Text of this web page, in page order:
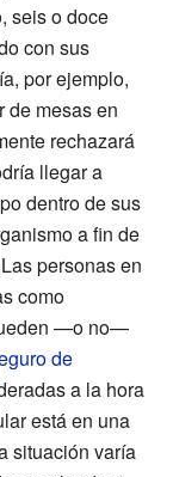
seis o doce
con sus
por ejemplo,
de mesas en
rechazará
llegar a
dentro de sus
a fin de
personas en
como
—o no—
de
a la hora
está en una
situación varía